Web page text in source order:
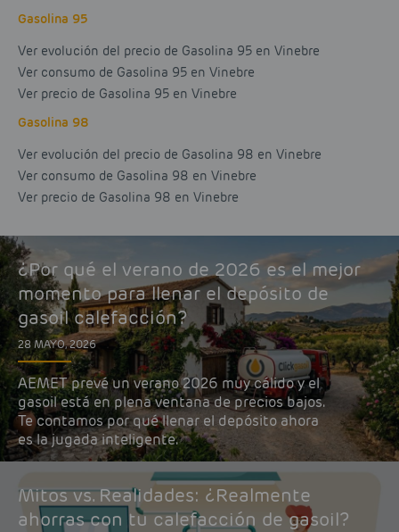
Gasolina 95
Ver evolución del precio de Gasolina 95 en Vinebre
Ver consumo de Gasolina 95 en Vinebre
Ver precio de Gasolina 95 en Vinebre
Gasolina 98
Ver evolución del precio de Gasolina 98 en Vinebre
Ver consumo de Gasolina 98 en Vinebre
Ver precio de Gasolina 98 en Vinebre
¿Por qué el verano de 2026 es el mejor
momento para llenar el depósito de
gasoil calefacción?
28 MAYO, 2026
AEMET prevé un verano 2026 muy cálido y el
gasoil está en plena ventana de precios bajos.
Te contamos por qué llenar el depósito ahora
es la jugada inteligente.
Mitos vs. Realidades: ¿Realmente
ahorras con tu calefacción de gasoil?